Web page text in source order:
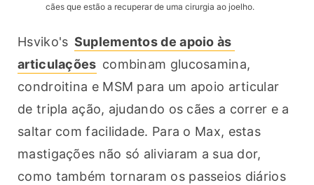
cães que estão a recuperar de uma cirurgia ao joelho.
Hsviko's Suplementos de apoio às
articulações combinam glucosamina,
condroitina e MSM para um apoio articular
de tripla ação, ajudando os cães a correr e a
saltar com facilidade. Para o Max, estas
mastigações não só aliviaram a sua dor,
como também tornaram os passeios diários